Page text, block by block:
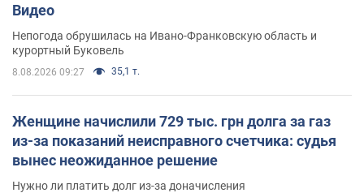
Видео
Непогода обрушилась на Ивано-Франковскую область и
курортный Буковель
8.08.2026 09:27 35,1 т.
Женщине начислили 729 тыс. грн долга за газ
из-за показаний неисправного счетчика: судья
вынес неожиданное решение
Нужно ли платить долг из-за доначисления